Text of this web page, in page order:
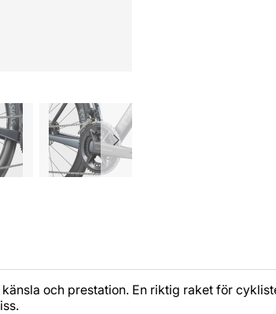
och prestation. En riktig raket för